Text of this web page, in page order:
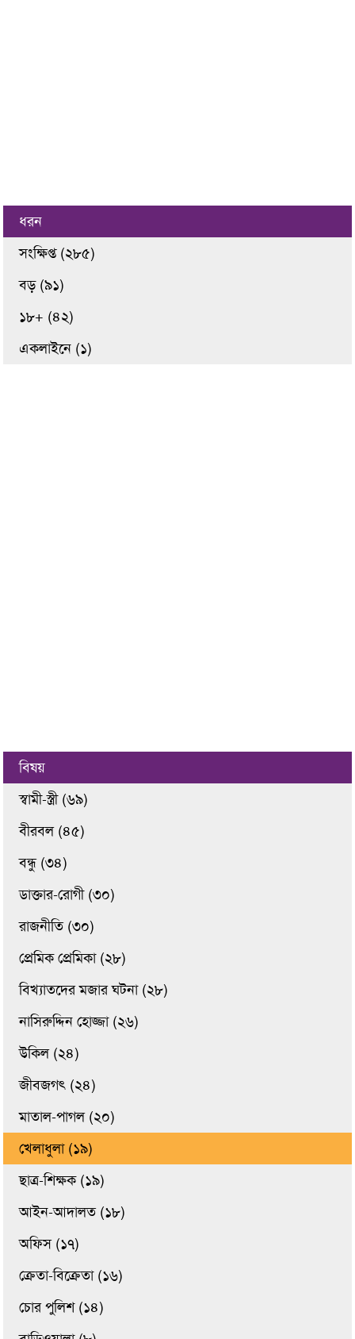
ধরন
সংক্ষিপ্ত (২৮৫)
বড় (৯১)
১৮+ (৪২)
একলাইনে (১)
বিষয়
স্বামী-স্ত্রী (৬৯)
বীরবল (৪৫)
বন্ধু (৩৪)
ডাক্তার-রোগী (৩০)
রাজনীতি (৩০)
প্রেমিক প্রেমিকা (২৮)
বিখ্যাতদের মজার ঘটনা (২৮)
নাসিরুদ্দিন হোজ্জা (২৬)
উকিল (২৪)
জীবজগৎ (২৪)
মাতাল-পাগল (২০)
খেলাধুলা (১৯)
ছাত্র-শিক্ষক (১৯)
আইন-আদালত (১৮)
অফিস (১৭)
ক্রেতা-বিক্রেতা (১৬)
চোর পুলিশ (১৪)